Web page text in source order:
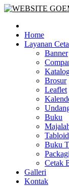
Goe Media
0822-4439-5599
invoice kartu nama
pernikahan murah
Home
Layanan
Banner
Brosur
Leaflet
Buku
Tabloid
Buku
Cetak
Galleri
Kontak